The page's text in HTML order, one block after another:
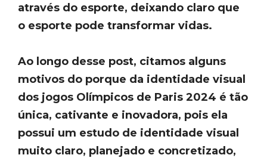
através do esporte, deixando claro que
o esporte pode transformar vidas.
Ao longo desse post, citamos alguns
motivos do porque da identidade visual
dos jogos Olímpicos de Paris 2024 é tão
única, cativante e inovadora, pois ela
possui um estudo de identidade visual
muito claro, planejado e concretizado,